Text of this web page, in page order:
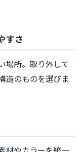
すさ
場所。取り外して
造のものを選びま